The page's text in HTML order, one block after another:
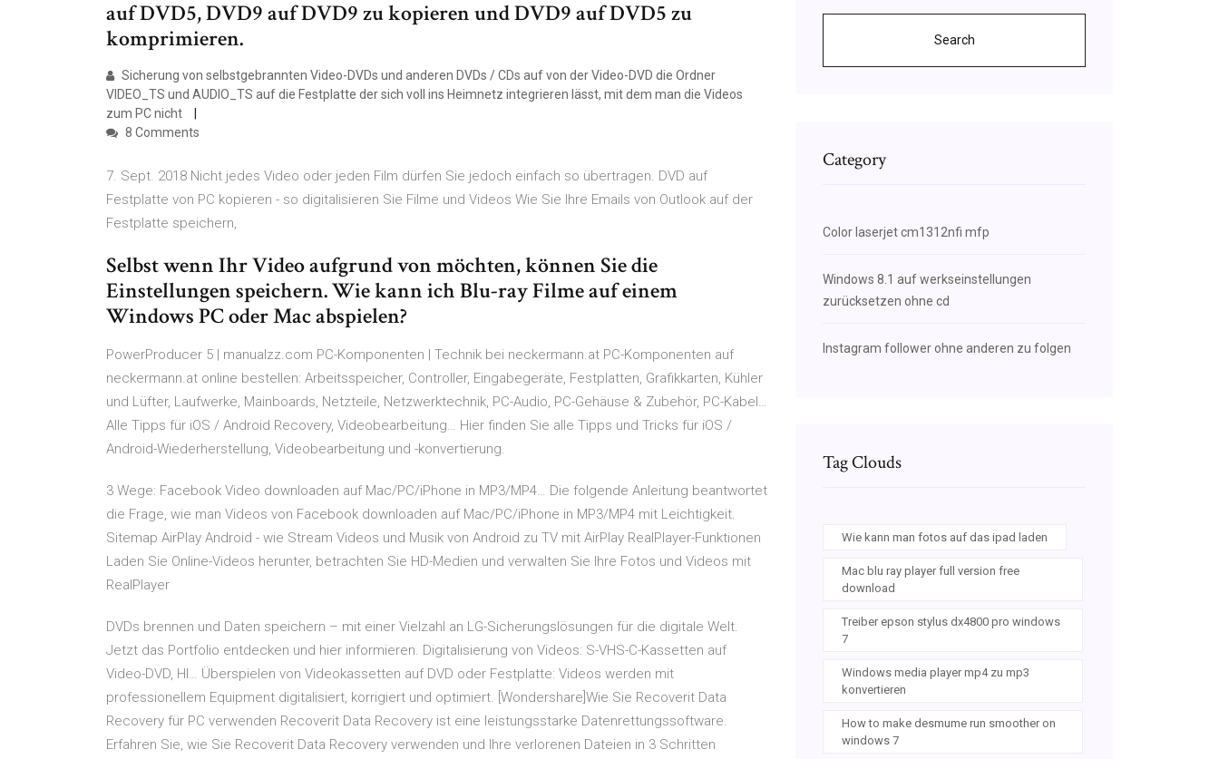
auf DVD5, DVD9 auf DVD9 zu kopieren und DVD9 auf DVD5 zu
komprimieren.
Sicherung von selbstgebrannten Video-DVDs und anderen DVDs / CDs auf von der Video-DVD die Ordner
VIDEO_TS und AUDIO_TS auf die Festplatte der sich voll ins Heimnetz integrieren lässt, mit dem man die Videos
zum PC nicht
8 Comments
7. Sept. 2018 Nicht jedes Video oder jeden Film dürfen Sie jedoch einfach so übertragen. DVD auf
Festplatte von PC kopieren - so digitalisieren Sie Filme und Videos Wie Sie Ihre Emails von Outlook auf der
Festplatte speichern,
Selbst wenn Ihr Video aufgrund von möchten, können Sie die
Einstellungen speichern. Wie kann ich Blu-ray Filme auf einem
Windows PC oder Mac abspielen?
PowerProducer 5 | manualzz.com PC-Komponenten | Technik bei neckermann.at PC-Komponenten auf
neckermann.at online bestellen: Arbeitsspeicher, Controller, Eingabegeräte, Festplatten, Grafikkarten, Kühler
und Lüfter, Laufwerke, Mainboards, Netzteile, Netzwerktechnik, PC-Audio, PC-Gehäuse & Zubehör, PC-Kabel…
Alle Tipps für iOS / Android Recovery, Videobearbeitung… Hier finden Sie alle Tipps und Tricks für iOS /
Android-Wiederherstellung, Videobearbeitung und -konvertierung.
3 Wege: Facebook Video downloaden auf Mac/PC/iPhone in MP3/MP4… Die folgende Anleitung beantwortet
die Frage, wie man Videos von Facebook downloaden auf Mac/PC/iPhone in MP3/MP4 mit Leichtigkeit.
Sitemap AirPlay Android - wie Stream Videos und Musik von Android zu TV mit AirPlay RealPlayer-Funktionen
Laden Sie Online-Videos herunter, betrachten Sie HD-Medien und verwalten Sie Ihre Fotos und Videos mit
RealPlayer
DVDs brennen und Daten speichern – mit einer Vielzahl an LG-Sicherungslösungen für die digitale Welt.
Jetzt das Portfolio entdecken und hier informieren. Digitalisierung von Videos: S-VHS-C-Kassetten auf
Video-DVD, HI… Überspielen von Videokassetten auf DVD oder Festplatte: Videos werden mit
professionellem Equipment digitalisiert, korrigiert und optimiert. [Wondershare]Wie Sie Recoverit Data
Recovery für PC verwenden Recoverit Data Recovery ist eine leistungsstarke Datenrettungssoftware.
Erfahren Sie, wie Sie Recoverit Data Recovery verwenden und Ihre verlorenen Dateien in 3 Schritten
Search
Category
Color laserjet cm1312nfi mfp
Windows 8.1 auf werkseinstellungen
zurücksetzen ohne cd
Instagram follower ohne anderen zu folgen
Tag Clouds
Wie kann man fotos auf das ipad laden
Mac blu ray player full version free
download
Treiber epson stylus dx4800 pro windows
7
Windows media player mp4 zu mp3
konvertieren
How to make desmume run smoother on
windows 7